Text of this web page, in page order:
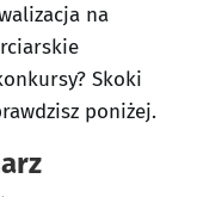
na
Skoki
poniżej.